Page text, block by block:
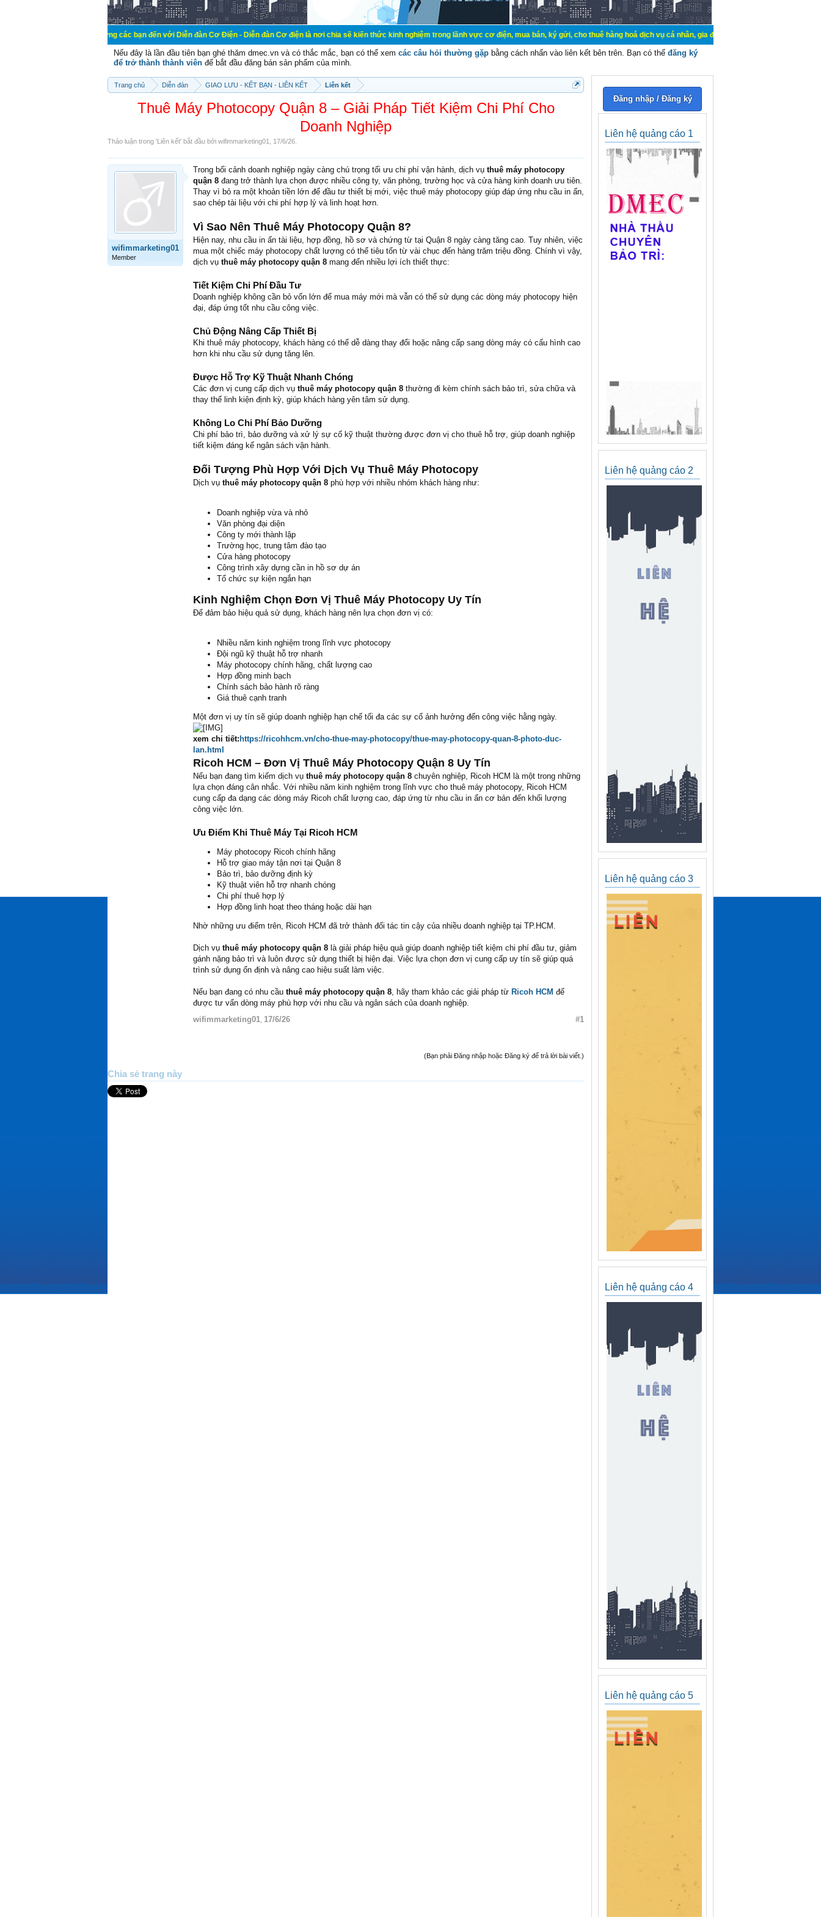
Chào mừng các bạn đến với Diễn đàn Cơ Điện - Diễn đàn Cơ điện là nơi chia sẽ kiến thức kinh nghiệm trong lãnh vực cơ điện, mua bán, ký gửi, cho thuê hàng hoá dịch vụ cá nhân, gia đình. Mua bán, ký gửi, cho thuê thiết bị
Nếu đây là lần đầu tiên bạn ghé thăm dmec.vn và có thắc mắc, bạn có thể xem các câu hỏi thường gặp bằng cách nhấn vào liên kết bên trên. Bạn có thể đăng ký
để trở thành thành viên để bắt đầu đăng bán sản phẩm của mình.
Trang chủ Diễn đàn GIAO LƯU - KẾT BẠN - LIÊN KẾT Liên kết
Thuê Máy Photocopy Quận 8 – Giải Pháp Tiết Kiệm Chi Phí Cho
Doanh Nghiệp
Thảo luận trong 'Liên kết' bắt đầu bởi wifimmarketing01 17/6/26
wifimmarketing01
Member
Trong bối cảnh doanh nghiệp ngày càng chú trọng tối ưu chi phí vận hành, dịch vụ thuê máy photocopy
quận 8 đang trở thành lựa chọn được nhiều công ty, văn phòng, trường học và cửa hàng kinh doanh ưu tiên.
Thay vì bỏ ra một khoản tiền lớn để đầu tư thiết bị mới, việc thuê máy photocopy giúp đáp ứng nhu cầu in ấn,
sao chép tài liệu với chi phí hợp lý và linh hoạt hơn.
Vì Sao Nên Thuê Máy Photocopy Quận 8?
Hiện nay, nhu cầu in ấn tài liệu, hợp đồng, hồ sơ và chứng từ tại Quận 8 ngày càng tăng cao. Tuy nhiên, việc
mua một chiếc máy photocopy chất lượng có thể tiêu tốn từ vài chục đến hàng trăm triệu đồng. Chính vì vậy,
dịch vụ thuê máy photocopy quận 8 mang đến nhiều lợi ích thiết thực:
Tiết Kiệm Chi Phí Đầu Tư
Doanh nghiệp không cần bỏ vốn lớn để mua máy mới mà vẫn có thể sử dụng các dòng máy photocopy hiện
đại, đáp ứng tốt nhu cầu công việc.
Chủ Động Nâng Cấp Thiết Bị
Khi thuê máy photocopy, khách hàng có thể dễ dàng thay đổi hoặc nâng cấp sang dòng máy có cấu hình cao
hơn khi nhu cầu sử dụng tăng lên.
Được Hỗ Trợ Kỹ Thuật Nhanh Chóng
Các đơn vị cung cấp dịch vụ thuê máy photocopy quận 8 thường đi kèm chính sách bảo trì, sửa chữa và
thay thế linh kiện định kỳ, giúp khách hàng yên tâm sử dụng.
Không Lo Chi Phí Bảo Dưỡng
Chi phí bảo trì, bảo dưỡng và xử lý sự cố kỹ thuật thường được đơn vị cho thuê hỗ trợ, giúp doanh nghiệp
tiết kiệm đáng kể ngân sách vận hành.
Đối Tượng Phù Hợp Với Dịch Vụ Thuê Máy Photocopy
Dịch vụ thuê máy photocopy quận 8 phù hợp với nhiều nhóm khách hàng như:
Doanh nghiệp vừa và nhỏ
Văn phòng đại diện
Công ty mới thành lập
Trường học, trung tâm đào tạo
Cửa hàng photocopy
Công trình xây dựng cần in hồ sơ dự án
Tổ chức sự kiện ngắn hạn
Kinh Nghiệm Chọn Đơn Vị Thuê Máy Photocopy Uy Tín
Để đảm bảo hiệu quả sử dụng, khách hàng nên lựa chọn đơn vị có:
Nhiều năm kinh nghiệm trong lĩnh vực photocopy
Đội ngũ kỹ thuật hỗ trợ nhanh
Máy photocopy chính hãng, chất lượng cao
Hợp đồng minh bạch
Chính sách bảo hành rõ ràng
Giá thuê cạnh tranh
Một đơn vị uy tín sẽ giúp doanh nghiệp hạn chế tối đa các sự cố ảnh hưởng đến công việc hằng ngày.
xem chi tiết: https://ricohhcm.vn/cho-thue-may-photocopy/thue-may-photocopy-quan-8-photo-duc-
lan.html
Ricoh HCM – Đơn Vị Thuê Máy Photocopy Quận 8 Uy Tín
Nếu bạn đang tìm kiếm dịch vụ thuê máy photocopy quận 8 chuyên nghiệp, Ricoh HCM là một trong những
lựa chọn đáng cân nhắc. Với nhiều năm kinh nghiệm trong lĩnh vực cho thuê máy photocopy, Ricoh HCM
cung cấp đa dạng các dòng máy Ricoh chất lượng cao, đáp ứng từ nhu cầu in ấn cơ bản đến khối lượng
công việc lớn.
Ưu Điểm Khi Thuê Máy Tại Ricoh HCM
Máy photocopy Ricoh chính hãng
Hỗ trợ giao máy tận nơi tại Quận 8
Bảo trì, bảo dưỡng định kỳ
Kỹ thuật viên hỗ trợ nhanh chóng
Chi phí thuê hợp lý
Hợp đồng linh hoạt theo tháng hoặc dài hạn
Nhờ những ưu điểm trên, Ricoh HCM đã trở thành đối tác tin cậy của nhiều doanh nghiệp tại TP.HCM.
Dịch vụ thuê máy photocopy quận 8 là giải pháp hiệu quả giúp doanh nghiệp tiết kiệm chi phí đầu tư, giảm
gánh nặng bảo trì và luôn được sử dụng thiết bị hiện đại. Việc lựa chọn đơn vị cung cấp uy tín sẽ giúp quá
trình sử dụng ổn định và nâng cao hiệu suất làm việc.
Nếu bạn đang có nhu cầu thuê máy photocopy quận 8, hãy tham khảo các giải pháp từ Ricoh HCM để
được tư vấn dòng máy phù hợp với nhu cầu và ngân sách của doanh nghiệp.
wifimmarketing01 17/6/26 #1
(Bạn phải Đăng nhập hoặc Đăng ký để trả lời bài viết.)
Chia sẻ trang này
Đăng nhập / Đăng ký
Liên hệ quảng cáo 1
Liên hệ quảng cáo 2
Liên hệ quảng cáo 3
Liên hệ quảng cáo 4
Liên hệ quảng cáo 5